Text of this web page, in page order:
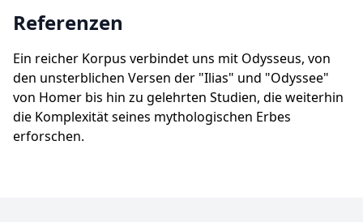
Referenzen
Ein reicher Korpus verbindet uns mit Odysseus, von
den unsterblichen Versen der "Ilias" und "Odyssee"
von Homer bis hin zu gelehrten Studien, die weiterhin
die Komplexität seines mythologischen Erbes
erforschen.